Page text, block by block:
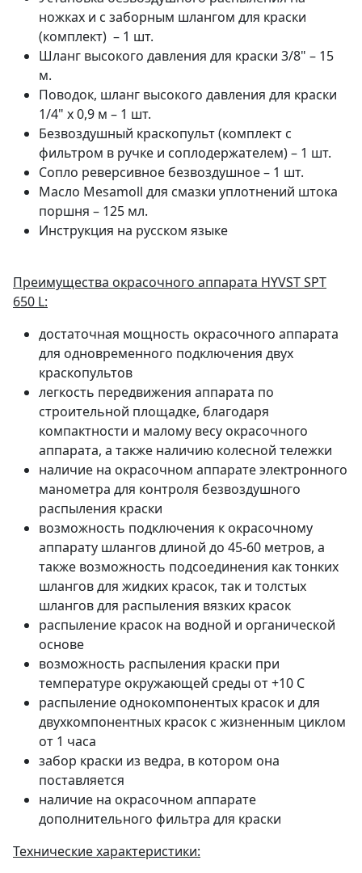
ножках и с заборным шлангом для краски
(комплект) – 1 шт.
Шланг высокого давления для краски 3/8" – 15
м.
Поводок, шланг высокого давления для краски
1/4" х 0,9 м ­– 1 шт.
Безвоздушный краскопульт (комплект с
фильтром в ручке и соплодержателем) – 1 шт.
Сопло реверсивное безвоздушное – 1 шт.
Масло Mesamoll для смазки уплотнений штока
поршня – 125 мл.
Инструкция на русском языке
Преимущества окрасочного аппарата HYVST SPT
650 L:
достаточная мощность окрасочного аппарата
для одновременного подключения двух
краскопультов
легкость передвижения аппарата по
строительной площадке, благодаря
компактности и малому весу окрасочного
аппарата, а также наличию колесной тележки
наличие на окрасочном аппарате электронного
манометра для контроля безвоздушного
распыления краски
возможность подключения к окрасочному
аппарату шлангов длиной до 45-60 метров, а
также возможность подсоединения как тонких
шлангов для жидких красок, так и толстых
шлангов для распыления вязких красок
распыление красок на водной и органической
основе
возможность распыления краски при
температуре окружающей среды от +10 С
распыление однокомпонентых красок и для
двухкомпонентных красок с жизненным циклом
от 1 часа
забор краски из ведра, в котором она
поставляется
наличие на окрасочном аппарате
дополнительного фильтра для краски
Технические характеристики: